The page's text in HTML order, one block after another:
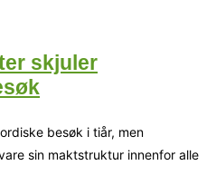
skjuler
besøk i tiår, men
sin maktstruktur innenfor alle